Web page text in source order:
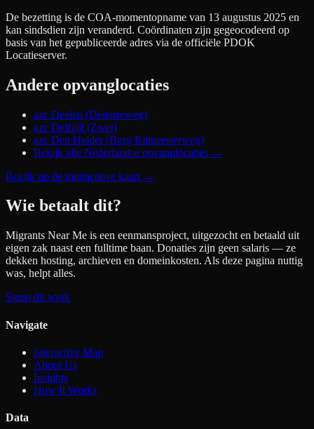
De bezetting is de COA-momentopname van 13 augustus 2025 en
kan sindsdien zijn veranderd. Coördinaten zijn gegeocodeerd op
basis van het gepubliceerde adres via de officiële PDOK
Locatieserver.
Andere opvanglocaties
azc Deelen (Delenseweg)
azc Delfzijl (Zwet)
azc Den Helder (Burg Ritmeesterweg)
Bekijk alle Nederlandse opvanglocaties →
Bekijk op de interactieve kaart →
Wie betaalt dit?
Migrants Near Me is een eenmansproject, uitgezocht en betaald uit
eigen zak naast een fulltime baan. Donaties zijn geen salaris — ze
dekken hosting, archieven en domeinkosten. Als deze pagina nuttig
was, helpt alles.
Steun dit werk
Navigate
Interactive Map
About Us
Insights
How It Works
Data